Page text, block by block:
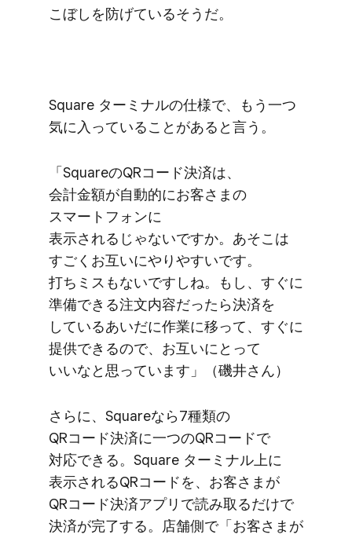
こぼしを​防げている​そうだ。
Square ターミナルの​仕様で、​もう​一つ​
気に入っている​ことがあると​言う。
「Squareの​QRコード決済は、​
会計金額が​自動的に​お客さまの​
スマートフォンに​
表示されるじゃないですか。​あそこは​
すごく​お互いに​やりやすいです。​
打ちミスも​ないですしね。​もし、​すぐに​
準備できる​注文内容だったら​決済を​
している​あいだに​作業に​移って、​すぐに​
提供できるので、​お互いに​とって​
いいなと​思っています」​（磯井さん）
さらに、​Squareなら​7種類の​
QRコード決済に​一つの​QRコードで​
対応できる。​Square ターミナル上に​
表示される​QRコードを、​お客さまが​
QRコード決済アプリで​読み取るだけで​
決済が​完了する。​店舗側で​「お客さまが​